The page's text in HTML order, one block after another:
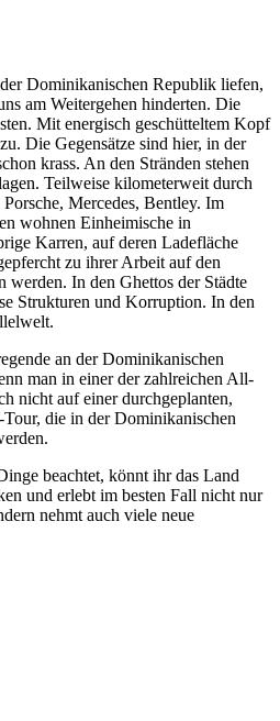
Dominikanischen Republik liefen,
am Weitergehen hinderten. Die
Mit energisch geschütteltem Kopf
Die Gegensätze sind hier, in der
krass. An den Stränden stehen
Teilweise kilometerweit durch
Mercedes, Bentley. Im
wohnen Einheimische in
Karren, auf deren Ladefläche
zu ihrer Arbeit auf den
werden. In den Ghettos der Städte
Strukturen und Korruption. In den
an der Dominikanischen
man in einer der zahlreichen All-
nicht auf einer durchgeplanten,
die in der Dominikanischen
beachtet, könnt ihr das Land
und erlebt im besten Fall nicht nur
nehmt auch viele neue